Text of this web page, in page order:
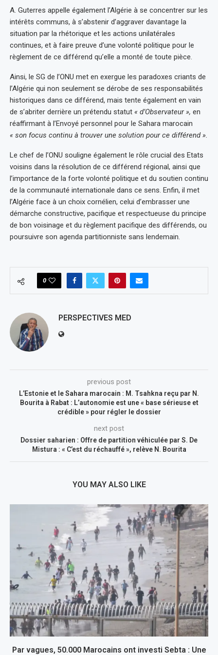
A. Guterres appelle également l’Algérie à se concentrer sur les
intérêts communs, à s’abstenir d’aggraver davantage la
situation par la rhétorique et les actions unilatérales
continues, et à faire preuve d’une volonté politique pour le
règlement de ce différend qu’elle a monté de toute pièce.
Ainsi, le SG de l’ONU met en exergue les paradoxes criants de
l’Algérie qui non seulement se dérobe de ses responsabilités
historiques dans ce différend, mais tente également en vain
de s’abriter derrière un prétendu statut « d’Observateur », en
réaffirmant à l’Envoyé personnel pour le Sahara marocain
« son focus continu à trouver une solution pour ce différend ».
Le chef de l’ONU souligne également le rôle crucial des Etats
voisins dans la résolution de ce différend régional, ainsi que
l’importance de la forte volonté politique et du soutien continu
de la communauté internationale dans ce sens. Enfin, il met
l’Algérie face à un choix cornélien, celui d’embrasser une
démarche constructive, pacifique et respectueuse du principe
de bon voisinage et du règlement pacifique des différends, ou
poursuivre son agenda partitionniste sans lendemain.
0
PERSPECTIVES MED
previous post
L’Estonie et le Sahara marocain : M. Tsahkna reçu par N.
Bourita à Rabat : L’autonomie est une « base sérieuse et
crédible » pour régler le dossier
next post
Dossier saharien : Offre de partition véhiculée par S. De
Mistura : « C’est du réchauffé », relève N. Bourita
YOU MAY ALSO LIKE
Par vagues, 50.000 Marocains ont investi Sebta : Une